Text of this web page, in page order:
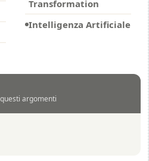
Transformation
Intelligenza Artificiale
argomenti